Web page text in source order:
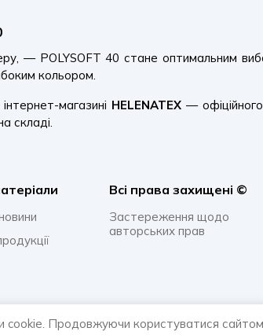
— POLYSOFT 40 стане оптимальним
кольором.
магазині HELENATEX —
складі.
Всi права захищенi ©
Застереження щодо
авторських прав
cookie. Продовжуючи користуватися